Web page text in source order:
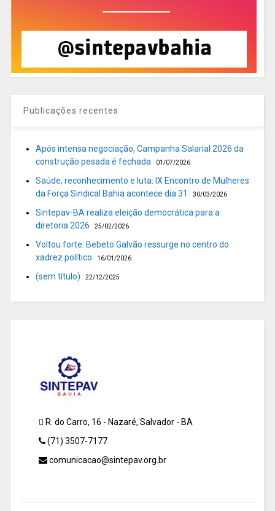
Publicações recentes
Após intensa negociação, Campanha Salarial 2026 da
construção pesada é fechada
01/07/2026
Saúde, reconhecimento e luta: IX Encontro de Mulheres
da Força Sindical Bahia acontece dia 31
30/03/2026
Sintepav-BA realiza eleição democrática para a
diretoria 2026
25/02/2026
Voltou forte: Bebeto Galvão ressurge no centro do
xadrez político
16/01/2026
(sem título) 22/12/2025
R. do Carro, 16 - Nazaré, Salvador - BA
(71) 3507-7177
comunicacao@sintepav.org.br